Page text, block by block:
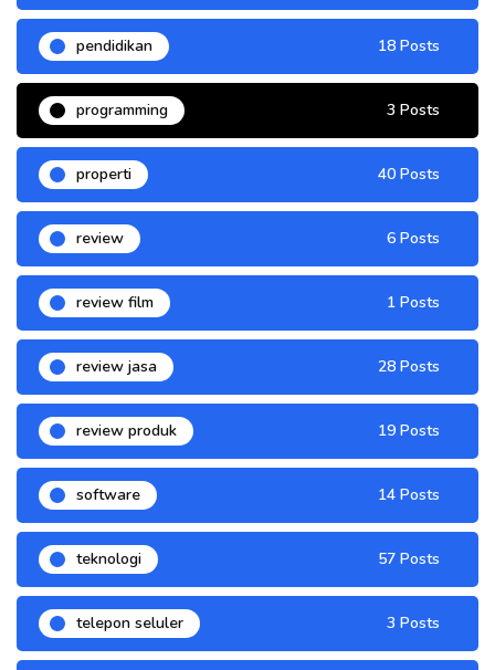
pendidikan 18 Posts
programming 3 Posts
properti 40 Posts
review 6 Posts
review film 1 Posts
review jasa 28 Posts
review produk 19 Posts
software 14 Posts
teknologi 57 Posts
telepon seluler 3 Posts